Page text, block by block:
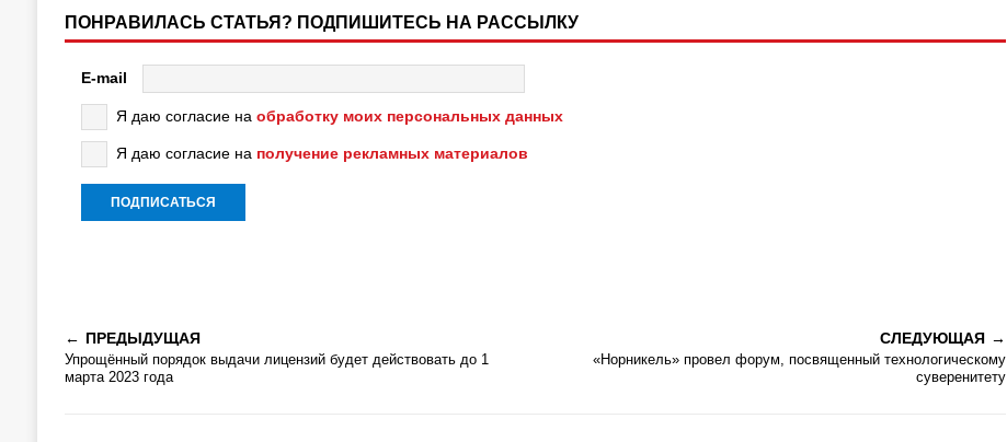
ПОНРАВИЛАСЬ СТАТЬЯ? ПОДПИШИТЕСЬ НА РАССЫЛКУ
E-mail
Я даю согласие на обработку моих персональных данных
Я даю согласие на получение рекламных материалов
ПРЕДЫДУЩАЯ
Упрощённый порядок выдачи лицензий будет действовать до 1
марта 2023 года
СЛЕДУЮЩАЯ
«Норникель» провел форум, посвященный технологическому
суверенитету